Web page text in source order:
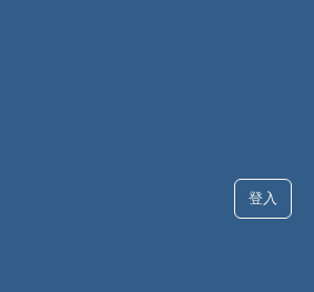
登入
--和平國小母語日